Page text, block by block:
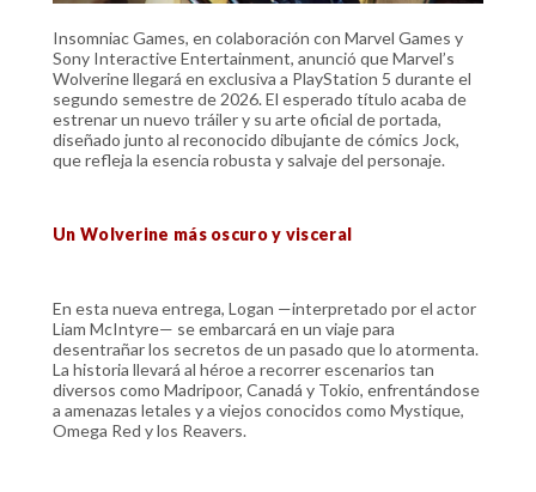
Insomniac Games, en colaboración con Marvel Games y
Sony Interactive Entertainment, anunció que Marvel’s
Wolverine llegará en exclusiva a PlayStation 5 durante el
segundo semestre de 2026. El esperado título acaba de
estrenar un nuevo tráiler y su arte oficial de portada,
diseñado junto al reconocido dibujante de cómics Jock,
que refleja la esencia robusta y salvaje del personaje.
Un Wolverine más oscuro y visceral
En esta nueva entrega, Logan —interpretado por el actor
Liam McIntyre— se embarcará en un viaje para
desentrañar los secretos de un pasado que lo atormenta.
La historia llevará al héroe a recorrer escenarios tan
diversos como Madripoor, Canadá y Tokio, enfrentándose
a amenazas letales y a viejos conocidos como Mystique,
Omega Red y los Reavers.